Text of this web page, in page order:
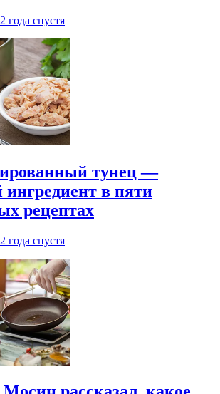
2 года спустя
тунец —
в пяти
рецептах
2 года спустя